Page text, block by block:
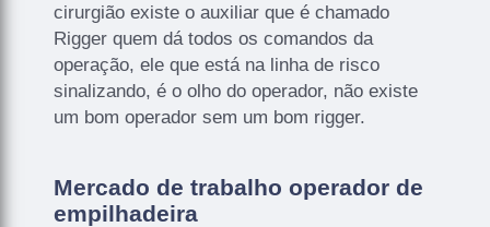
cirurgião existe o auxiliar que é chamado
Rigger quem dá todos os comandos da
operação, ele que está na linha de risco
sinalizando, é o olho do operador, não existe
um bom operador sem um bom rigger.
Mercado de trabalho operador de
empilhadeira